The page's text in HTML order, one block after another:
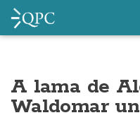
A lama de
Waldomar